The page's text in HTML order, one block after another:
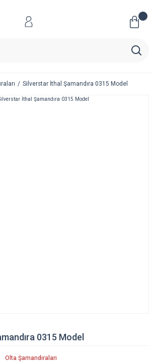
Silverstar İthal Şamandıra 0315 Model
0315 Model
Olta Şamandıraları